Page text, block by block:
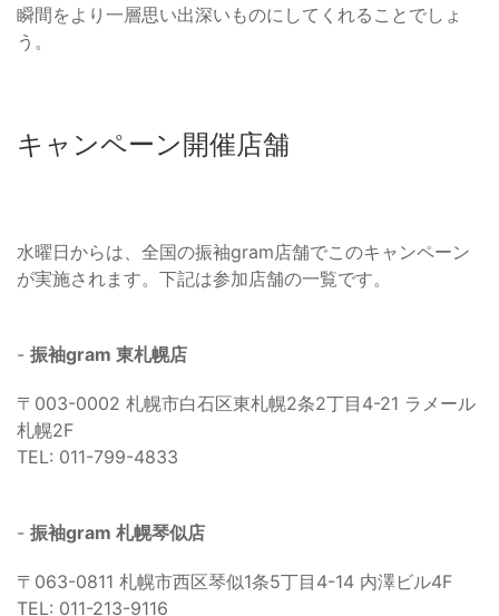
瞬間をより一層思い出深いものにしてくれることでしょ
う。
キャンペーン開催店舗
水曜日からは、全国の振袖gram店舗でこのキャンペーン
が実施されます。下記は参加店舗の一覧です。
- 振袖gram 東札幌店
〒003-0002 札幌市白石区東札幌2条2丁目4-21 ラメール
札幌2F
TEL: 011-799-4833
- 振袖gram 札幌琴似店
〒063-0811 札幌市西区琴似1条5丁目4-14 内澤ビル4F
TEL: 011-213-9116